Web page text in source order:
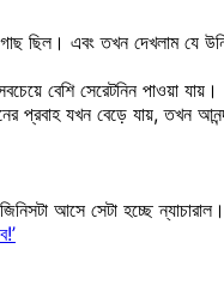
ছিল। এবং তখন দেখলাম যে
বেশি সেরেটনিন পাওয়া যায়।
প্রবাহ যখন বেড়ে যায়, তখন
আসে সেটা হচ্ছে ন্যাচারাল।